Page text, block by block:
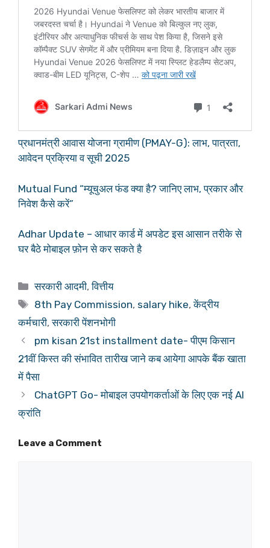
प्रधानमंत्री आवास योजना ग्रामीण (PMAY-G): लाभ, पात्रता,
आवेदन प्रक्रिया व सूची 2025
Mutual Fund “म्यूचुअल फंड क्या है? जानिए लाभ, प्रकार और
निवेश कैसे करें”
Adhar Update – आधार कार्ड में अपडेट इस आसान तरीके से
घर बैठे मोबाइल फ़ोन से कर सकते है
Categories
सरकारी आदमी,वित्तीय
Tags
8th Pay Commission, salary hike,केंद्रीय
कर्मचारी,सरकारी पेंशनभोगी
pm kisan 21st installment date- पीएम किसान
21वीं किस्त की संभावित तारीख जाने कब आयेगा आपके बैंक खाता
में पैसा
ChatGPT Go- मोबाइल उपयोगकर्ताओं के लिए एक नई AI
क्रांति
Leave a Comment